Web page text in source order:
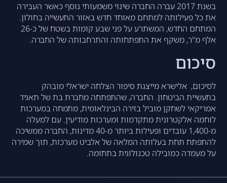
בשנת 2017 עברה החברה שינוי משמעותי נוסף כאשר העבירה
את כל פעילותה למתחם מאוחד חדש באזור התעשייה בחולון.
המתחם החדש, המשתרע על פני שבע קומות בשטח של כ-26
אלף מ"ר, משקף את התפתחותה והתרחבותה של החברה.
סיכום
לסיכום, אלישרא מייצגת סיפור הצלחה ישראלי מובהק
בתעשיית הביטחון. החברה, שהתפתחה מחברת בת של תאגיד
אמריקאי לשחקן מוביל בזירה הבינלאומית, מתמחה במערכות
לוחמה אלקטרונית מתקדמות ומערכות מודיעין. עם למעלה
מ-1,400 עובדים ופעילות ביותר מ-40 מדינות, החברה ממשיכה
להתפתח תחת בעלותה המלאה של אלביט מערכות, תוך שמירה
על מעמדה כמובילה טכנולוגית בתחומה.